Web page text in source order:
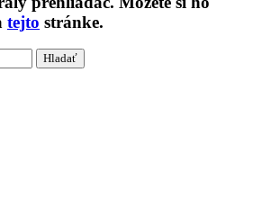
tejto stránke.